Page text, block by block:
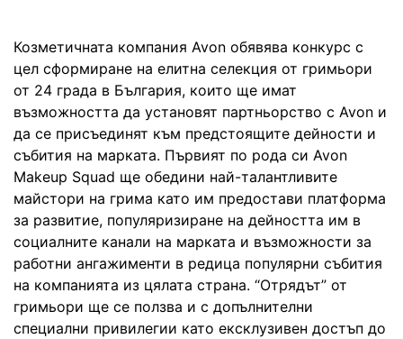
Козметичната компания Avon обявява конкурс с
цел сформиране на елитна селекция от гримьори
от 24 града в България, които ще имат
възможността да установят партньорство с Avon и
да се присъединят към предстоящите дейности и
събития на марката. Първият по рода си Avon
Makeup Squad ще обедини най-талантливите
майстори на грима като им предостави платформа
за развитие, популяризиране на дейността им в
социалните канали на марката и възможности за
работни ангажименти в редица популярни събития
на компанията из цялата страна. “Отрядът” от
гримьори ще се ползва и с допълнителни
специални привилегии като ексклузивен достъп до